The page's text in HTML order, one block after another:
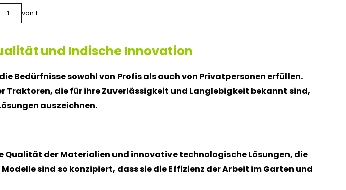
von 1
und Indische Innovation
Bedürfnisse sowohl von Profis als auch von Privatpersonen erfüllen.
die für ihre Zuverlässigkeit und Langlebigkeit bekannt sind,
auszeichnen.
der Materialien und innovative technologische Lösungen, die
sind so konzipiert, dass sie die Effizienz der Arbeit im Garten und